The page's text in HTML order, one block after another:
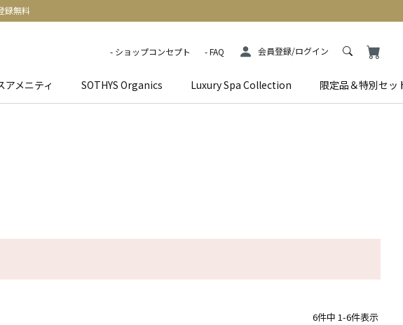
録無料
ショップコンセプト FAQ 会員登録/ログイン
アメニティ SOTHYS Organics Luxury Spa Collection 限定品＆特別セッ
6件中 1-6件表示